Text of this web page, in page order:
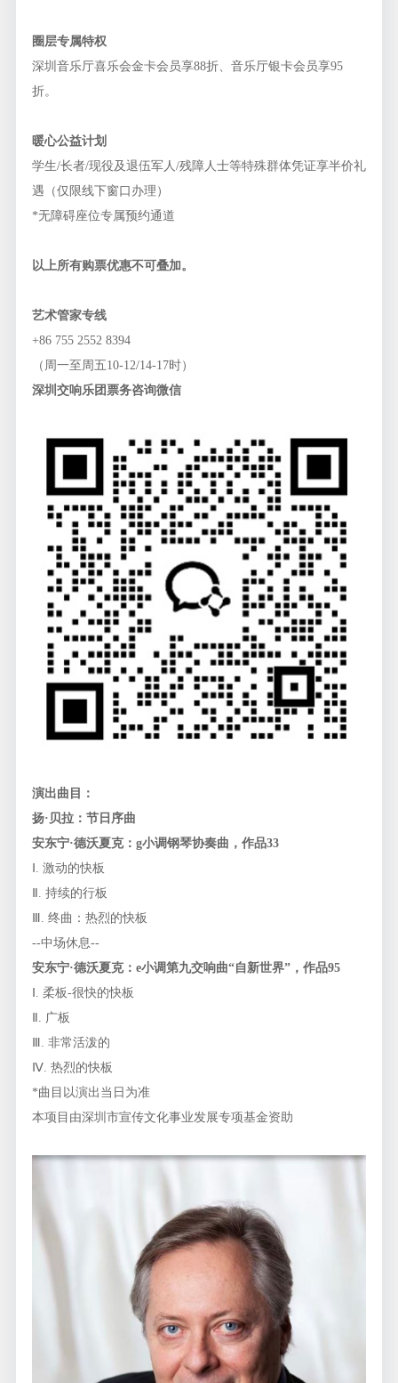
圈层专属特权
深圳音乐厅喜乐会金卡会员享88折、音乐厅银卡会员享95
折。
暖心公益计划
学生/长者/现役及退伍军人/残障人士等特殊群体凭证享半价礼
遇（仅限线下窗口办理）
*无障碍座位专属预约通道
以上所有购票优惠不可叠加。
艺术管家专线
+86 755 2552 8394
（周一至周五10-12/14-17时）
深圳交响乐团票务咨询微信
演出曲目：
扬·贝拉：节日序曲
安东宁·德沃夏克： g小调钢琴协奏曲，作品33
Ⅰ. 激动的快板
Ⅱ. 持续的行板
Ⅲ. 终曲：热烈的快板
--中场休息--
安东宁·德沃夏克： e小调第九交响曲“自新世界”，作品95
Ⅰ. 柔板-很快的快板
Ⅱ. 广板
Ⅲ. 非常活泼的
Ⅳ. 热烈的快板
*曲目以演出当日为准
本项目由深圳市宣传文化事业发展专项基金资助